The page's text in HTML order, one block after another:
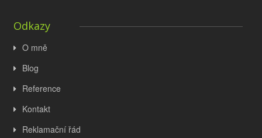
Odkazy
O mně
Blog
Reference
Kontakt
Reklamační řád